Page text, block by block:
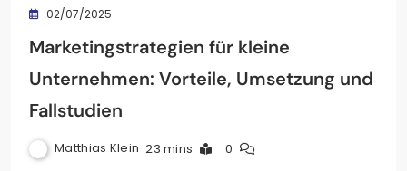
02/07/2025
Marketingstrategien für kleine
Unternehmen: Vorteile, Umsetzung und
Fallstudien
Matthias Klein 23 mins 0